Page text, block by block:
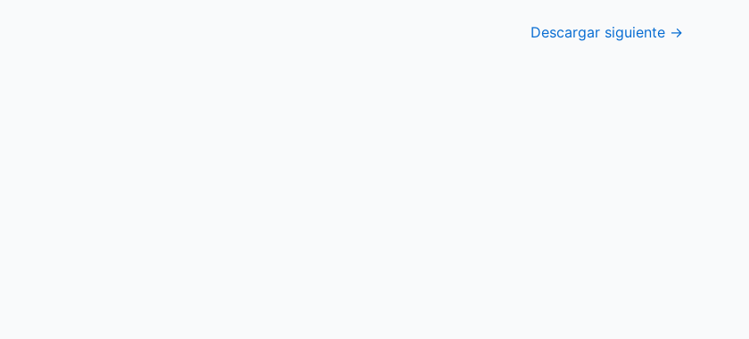
Descargar siguiente →